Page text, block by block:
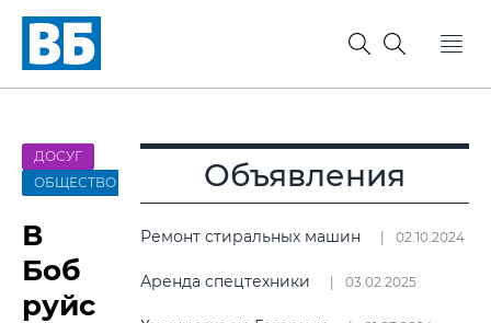
ДОСУГ
ОБЩЕСТВО
В
Боб
руйс
Объявления
Ремонт стиральных машин 02.10.2024
Аренда спецтехники 03.02.2025